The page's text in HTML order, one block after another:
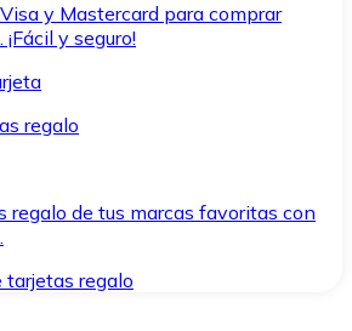
y Mastercard para comprar
y seguro!
regalo
regalo de tus marcas favoritas con
tarjetas regalo